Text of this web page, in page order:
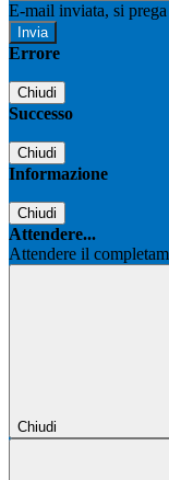
E-mail inviata, si
Errore
Chiudi
Successo
Chiudi
Informazione
Chiudi
Attendere...
Attendere il
Chiudi